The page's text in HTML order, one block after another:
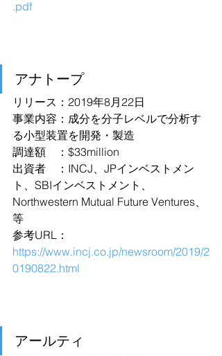
.pdf
アナトープ
リリース：2019年8月22日
事業内容：成分を分子レベルで分析す
る小型装置を開発・製造
調達額　：$33million
出資者　：INCJ、JPインベストメン
ト、SBIインベストメント、
Northwestern Mutual Future Ventures、
等
参考URL：
https://www.incj.co.jp/newsroom/2019/2
0190822.html
アールティ